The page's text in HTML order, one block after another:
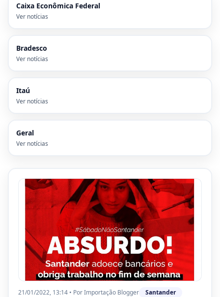
Caixa Econômica Federal
Ver notícias
Bradesco
Ver notícias
Itaú
Ver notícias
Geral
Ver notícias
21/01/2022, 13:14 • PorImportação Blogger Santander